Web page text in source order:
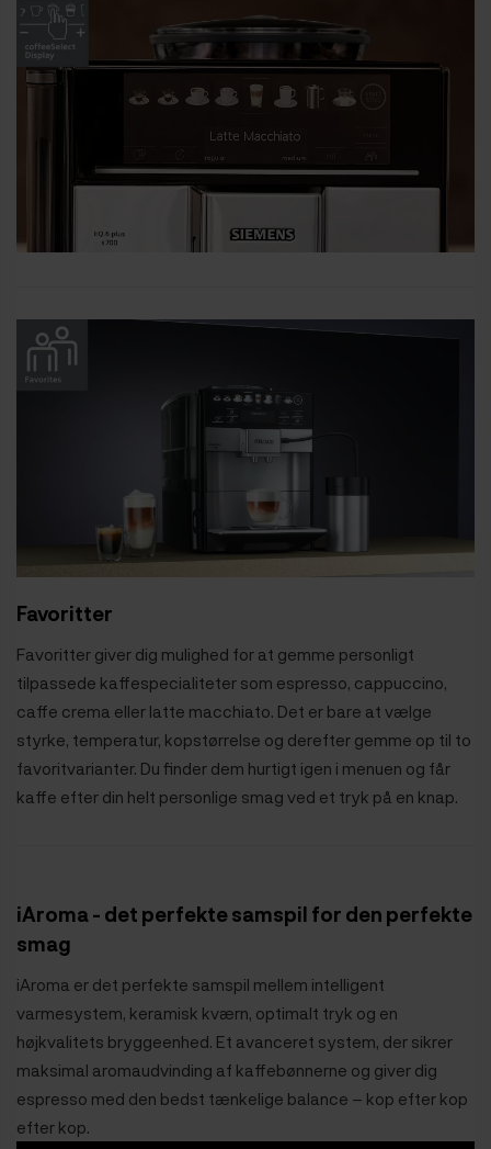
Favoritter
Favoritter giver dig mulighed for at gemme personligt
tilpassede kaffespecialiteter som espresso, cappuccino,
caffe crema eller latte macchiato. Det er bare at vælge
styrke, temperatur, kopstørrelse og derefter gemme op til to
favoritvarianter. Du finder dem hurtigt igen i menuen og får
kaffe efter din helt personlige smag ved et tryk på en knap.
iAroma - det perfekte samspil for den perfekte
smag
iAroma er det perfekte samspil mellem intelligent
varmesystem, keramisk kværn, optimalt tryk og en
højkvalitets bryggeenhed. Et avanceret system, der sikrer
maksimal aromaudvinding af kaffebønnerne og giver dig
espresso med den bedst tænkelige balance – kop efter kop
efter kop.